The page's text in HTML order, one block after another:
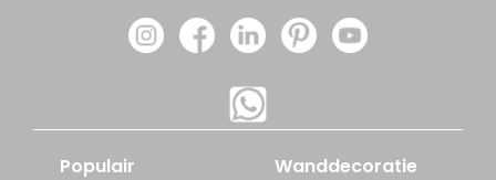
Populair Wanddecoratie